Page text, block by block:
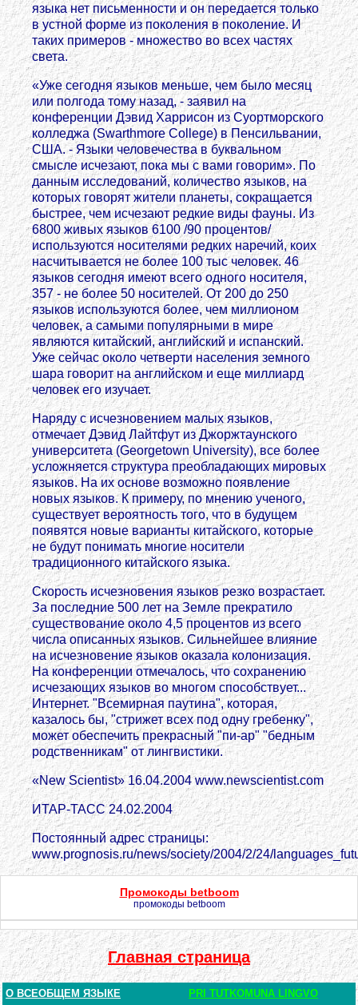
языка нет письменности и он передается только
в устной форме из поколения в поколение. И
таких примеров - множество во всех частях
света.
«Уже сегодня языков меньше, чем было месяц
или полгода тому назад, - заявил на
конференции Дэвид Харрисон из Суортморского
колледжа (Swarthmore College) в Пенсильвании,
США. - Языки человечества в буквальном
смысле исчезают, пока мы с вами говорим». По
данным исследований, количество языков, на
которых говорят жители планеты, сокращается
быстрее, чем исчезают редкие виды фауны. Из
6800 живых языков 6100 /90 процентов/
используются носителями редких наречий, коих
насчитывается не более 100 тыс человек. 46
языков сегодня имеют всего одного носителя,
357 - не более 50 носителей. От 200 до 250
языков используются более, чем миллионом
человек, а самыми популярными в мире
являются китайский, английский и испанский.
Уже сейчас около четверти населения земного
шаpа говорит на английском и еще миллиард
человек его изучает.
Наряду с исчезновением малых языков,
отмечает Дэвид Лайтфут из Джоржтаунского
университета (Georgetown University), все более
усложняется структура преобладающих мировых
языков. На их основе возможно появление
новых языков. К примеру, по мнению ученого,
существует вероятность того, что в будущем
появятся новые варианты китайского, которые
не будут понимать многие носители
традиционного китайского языка.
Скорость исчезновения языков резко возрастает.
За последние 500 лет на Земле прекратило
существование около 4,5 процентов из всего
числа описанных языков. Сильнейшее влияние
на исчезновение языков оказала колонизация.
На конференции отмечалось, что сохранению
исчезающих языков во многом способствует...
Интернет. "Всемирная паутина", которая,
казалось бы, "стрижет всех под одну гребенку",
может обеспечить прекрасный "пи-ар" "бедным
родственникам" от лингвистики.
«New Scientist» 16.04.2004 www.newscientist.com
ИТАР-ТАСС 24.02.2004
Постоянный адрес страницы:
www.prognosis.ru/news/society/2004/2/24/
Промокоды betboom
промокоды betboom
Главная страница
О ВСЕОБЩЕМ ЯЗЫКЕ
PRI TUTKOMUNA LINGVO